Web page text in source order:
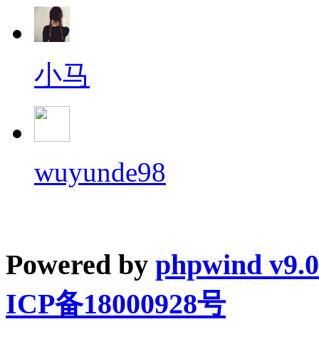
小马
wuyunde98
Powered by phpwind
ICP备18000928号